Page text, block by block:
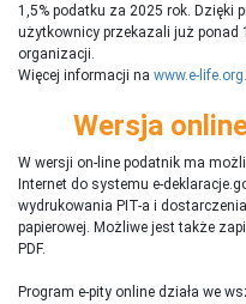
1,5% podatku za 2025 rok. Dzięki
użytkownicy przekazali już ponad
organizacji.
Więcej informacji na www.e-
Wersja
W wersji on-line podatnik ma
Internet do systemu e-
wydrukowania PIT-a i
papierowej. Możliwe jest także
PDF.
Program e-pity online działa we